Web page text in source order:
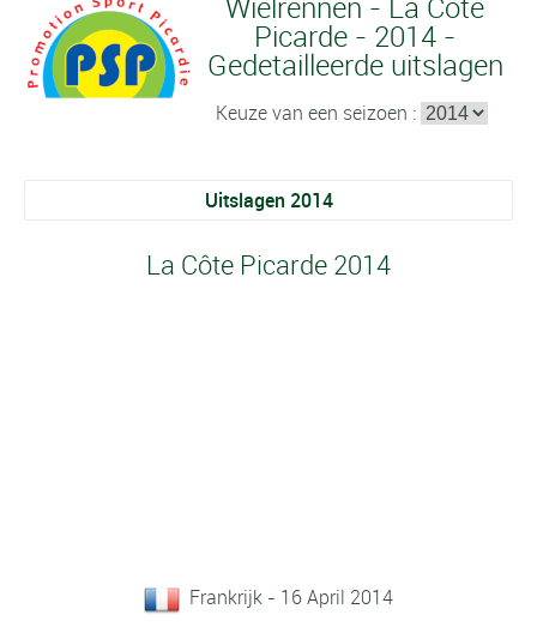
Picarde - 2014 -
Gedetailleerde uitslagen
Keuze van een seizoen :
Uitslagen 2014
La Côte Picarde 2014
Frankrijk - 16 April 2014